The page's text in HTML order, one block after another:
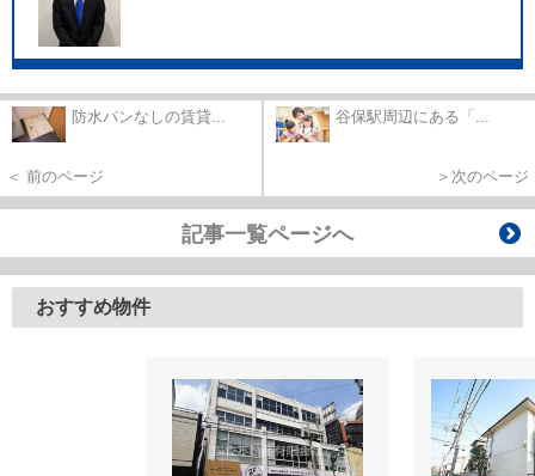
防水パンなしの賃貸...
＜ 前のページ
谷保駅周辺にある「...
＞次のページ
記事一覧ページへ
おすすめ物件